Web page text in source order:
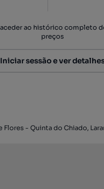
aceder ao histórico completo
preços
Iniciar sessão e ver
Flores - Quinta do Chiado,